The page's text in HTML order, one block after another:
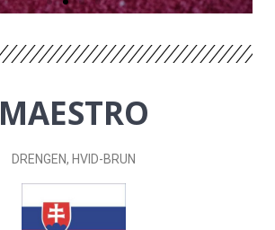
MAESTRO
DRENGEN, HVID-BRUN